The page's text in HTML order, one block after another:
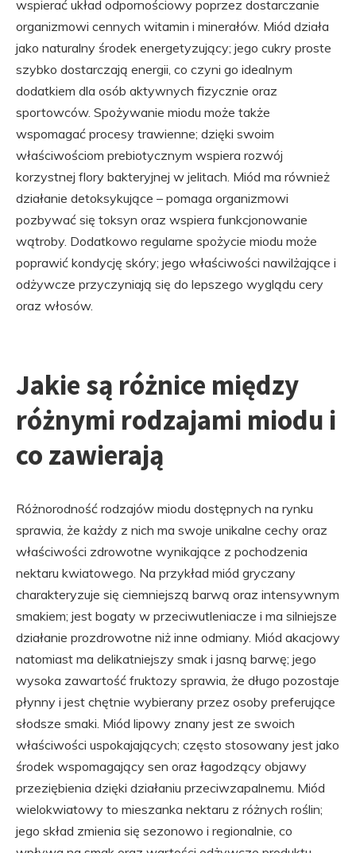
wspierać układ odpornościowy poprzez dostarczanie
organizmowi cennych witamin i minerałów. Miód działa
jako naturalny środek energetyzujący; jego cukry proste
szybko dostarczają energii, co czyni go idealnym
dodatkiem dla osób aktywnych fizycznie oraz
sportowców. Spożywanie miodu może także
wspomagać procesy trawienne; dzięki swoim
właściwościom prebiotycznym wspiera rozwój
korzystnej flory bakteryjnej w jelitach. Miód ma również
działanie detoksykujące – pomaga organizmowi
pozbywać się toksyn oraz wspiera funkcjonowanie
wątroby. Dodatkowo regularne spożycie miodu może
poprawić kondycję skóry; jego właściwości nawilżające i
odżywcze przyczyniają się do lepszego wyglądu cery
oraz włosów.
Jakie są różnice między
różnymi rodzajami miodu i
co zawierają
Różnorodność rodzajów miodu dostępnych na rynku
sprawia, że każdy z nich ma swoje unikalne cechy oraz
właściwości zdrowotne wynikające z pochodzenia
nektaru kwiatowego. Na przykład miód gryczany
charakteryzuje się ciemniejszą barwą oraz intensywnym
smakiem; jest bogaty w przeciwutleniacze i ma silniejsze
działanie prozdrowotne niż inne odmiany. Miód akacjowy
natomiast ma delikatniejszy smak i jasną barwę; jego
wysoka zawartość fruktozy sprawia, że długo pozostaje
płynny i jest chętnie wybierany przez osoby preferujące
słodsze smaki. Miód lipowy znany jest ze swoich
właściwości uspokajających; często stosowany jest jako
środek wspomagający sen oraz łagodzący objawy
przeziębienia dzięki działaniu przeciwzapalnemu. Miód
wielokwiatowy to mieszanka nektaru z różnych roślin;
jego skład zmienia się sezonowo i regionalnie, co